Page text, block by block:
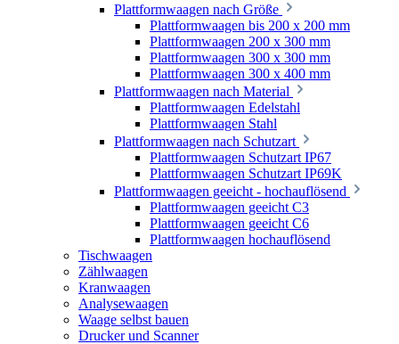
Plattformwaagen nach Größe
Plattformwaagen bis 200 x 200 mm
Plattformwaagen 200 x 300 mm
Plattformwaagen 300 x 300 mm
Plattformwaagen 300 x 400 mm
Plattformwaagen nach Material
Plattformwaagen Edelstahl
Plattformwaagen Stahl
Plattformwaagen nach Schutzart
Plattformwaagen Schutzart IP67
Plattformwaagen Schutzart IP69K
Plattformwaagen geeicht - hochauflösend
Plattformwaagen geeicht C3
Plattformwaagen geeicht C6
Plattformwaagen hochauflösend
Tischwaagen
Zählwaagen
Kranwaagen
Analysewaagen
Waage selbst bauen
Drucker und Scanner